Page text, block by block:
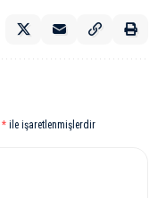
* ile işaretlenmişlerdir